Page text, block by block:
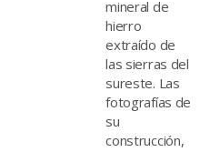
mineral de
hierro
extraído de
las sierras del
sureste. Las
fotografías de
su
construcción,